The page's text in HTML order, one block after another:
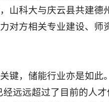
山科大与庆云县共建
对方相关专业建设、
键，储能行业亦是如此
远远超过了目前的人才